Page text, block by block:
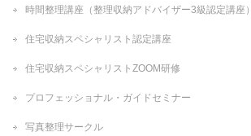
時間整理講座（整理収納アドバイザー3級認定講座）
住宅収納スペシャリスト認定講座
住宅収納スペシャリストZOOM研修
プロフェッショナル・ガイドセミナー
写真整理サークル